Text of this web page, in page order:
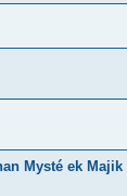
Mysté ek Majik